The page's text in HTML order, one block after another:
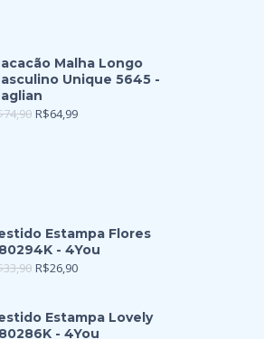
Malha Longo
Unique 5645 -
74,90 R$64,99
Estampa Flores
- 4You
33,90 R$26,90
Estampa Lovely
- 4You